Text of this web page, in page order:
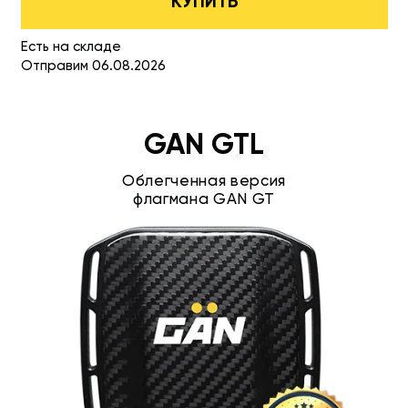
Есть на складе
Отправим 06.08.2026
GAN GTL
Облегченная версия
флагмана GAN GT